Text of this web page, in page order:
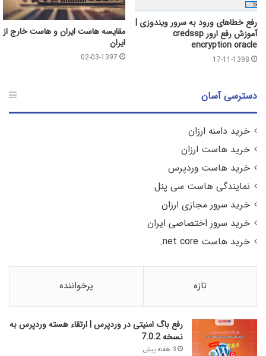
رفع خطاهای ورود به سرور ویندوزی |
آموزش رفع ارور credssp
encryption oracle
17-11-1398
مقایسه هاست ایران و هاست خارج از
ایران
02-03-1397
دسترسی آسان
خرید دامنه ارزان
خرید هاست ارزان
خرید هاست وردپرس
نمایندگی هاست سی پنل
خرید سرور مجازی ارزان
خرید سرور اختصاصی ایران
خرید هاست net core.
تازه پرخواننده
رفع باگ امنیتی در وردپرس | ارتقاء هسته وردپرس به
نسخه 7.0.2
3 هفته پیش